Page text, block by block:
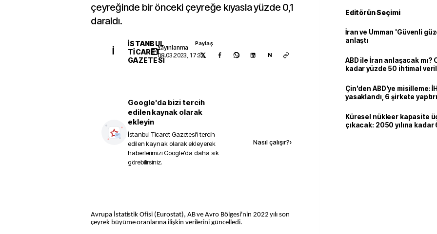
çeyreğinde bir önceki çeyreğe kıyasla yüzde 0,1
daraldı.
İ
İSTANBUL
TICARET
GAZETESI
Yayınlanma
08.03.2023, 17:32
Paylaş
N
Google'da bizi tercih
edilen kaynak olarak
ekleyin
İstanbul Ticaret Gazetesi'i tercih
edilen kaynak olarak ekleyerek
haberlerimizi Google'da daha sık
görebilirsiniz.
Nasıl çalışır?›
Avrupa İstatistik Ofisi (Eurostat), AB ve Avro Bölgesi'nin 2022 yılı son
çeyrek büyüme oranlarına ilişkin verilerini güncelledi.
Editörün Seçimi
İran ve Umman 'Güvenli
anlaştı
ABD ile İran anlaşacak mı?
kadar yüzde 50 ihtimal
Çin'den ABD'ye misilleme:
yasaklandı, 6 şirkete
Küresel nükleer kapasite
çıkacak: 2050 yılına kadar